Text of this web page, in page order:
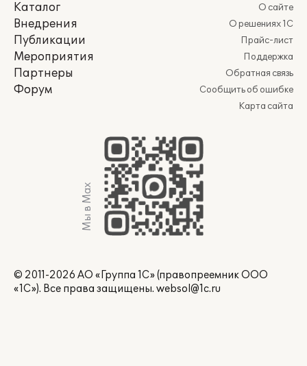
Каталог
Внедрения
Публикации
Мероприятия
Партнеры
Форум
О сайте
О решениях 1С
Прайс-лист
Поддержка
Обратная связь
Сообщить об ошибке
Карта сайта
Мы в Max
© 2011-2026 АО «Группа 1С» (правопреемник ООО
«1С»). Все права защищены. websol@1c.ru